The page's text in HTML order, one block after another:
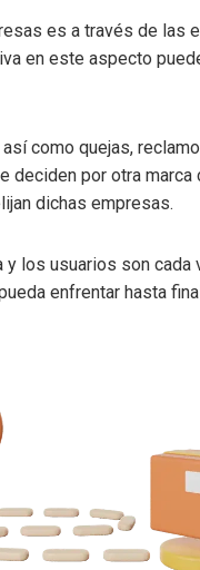
es a través de las
en este aspecto
como quejas,
por otra marca
dichas empresas.
los usuarios son cada
enfrentar hasta